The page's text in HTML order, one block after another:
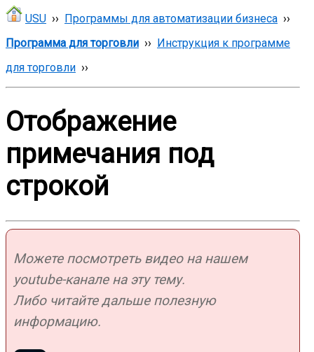
USU ›› Программы для автоматизации бизнеса ››
Программа для торговли ›› Инструкция к программе
для торговли ››
Отображение
примечания под
строкой
Можете посмотреть видео на нашем
youtube-канале на эту тему.
Либо читайте дальше полезную
информацию.